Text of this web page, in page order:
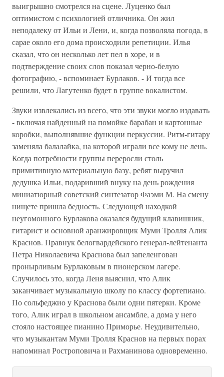
выигрышно смотрелся на сцене. Луценко был
оптимистом с психологией отличника. Он жил
неподалеку от Ильи и Лени, и, когда позволяла погода, в
сарае около его дома происходили репетиции. Илья
сказал, что он несколько лет пел в хоре, и в
подтверждение своих слов показал черно-белую
фотографию, - вспоминает Бурлаков. - И тогда все
решили, что Лагутенко будет в группе вокалистом.
Звуки извлекались из всего, что эти звуки могло издавать
- включая найденный на помойке барабан и картонные
коробки, выполнявшие функции перкуссии. Ритм-гитару
заменяла балалайка, на которой играли все кому не лень.
Когда потребности группы переросли столь
примитивную материальную базу, ребят выручил
дедушка Ильи, подаривший внуку на день рождения
миниатюрный советский синтезатор Фаэми М. На смену
нищете пришла бедность. Следующей находкой
неугомонного Бурлакова оказался будущий клавишник,
гитарист и основной аранжировщик Муми Тролля Алик
Краснов. Правнук белогвардейского генерал-лейтенанта
Петра Николаевича Краснова был запеленгован
пронырливым Бурлаковым в пионерском лагере.
Случилось это, когда Леня выяснил, что Алик
заканчивает музыкальную школу по классу фортепиано.
По сольфеджио у Краснова были одни пятерки. Кроме
того, Алик играл в школьном ансамбле, а дома у него
стояло настоящее пианино Приморье. Неудивительно,
что музыкантам Муми Тролля Краснов на первых порах
напоминал Ростроповича и Рахманинова одновременно.